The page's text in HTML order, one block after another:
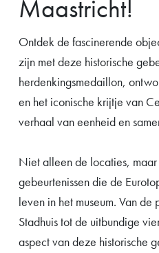
Maastricht!
Ontdek de fascinerende
zijn met deze historische
herdenkingsmedaillon,
en het iconische krijtje van
verhaal van eenheid en
Niet alleen de locaties,
gebeurtenissen die de
leven in het museum. Van
Stadhuis tot de uitbundige
aspect van deze historische